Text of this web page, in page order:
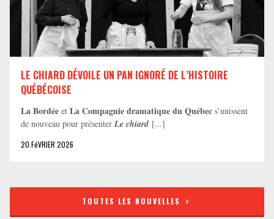
LE CHIARD DÉVOILE UN PAN IGNORÉ DE L’HISTOIRE
QUÉBÉCOISE
La Bordée et La Compagnie dramatique du Québec s’unissent
de nouveau pour présenter Le chiard [...]
20 FéVRIER 2026
TOUTES LES NOUVELLES